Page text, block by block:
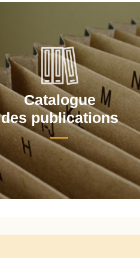
Catalogue
des publications